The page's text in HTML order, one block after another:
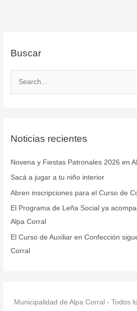
Buscar
a
p
o
r
:
Noticias recientes
Novena y Fiestas Patronales 2026 en
Sacá a jugar a tu niño interior
Abren inscripciones para el Curso de
El Programa de Leña Social ya
Alpa Corral
El Curso de Auxiliar en Confección
Corral
Municipalidad de Alpa Corral - Todos